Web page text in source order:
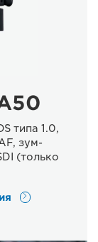
типа 1.0,
зум-
(только